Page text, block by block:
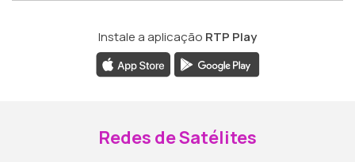
Instale a aplicação RTP Play
Redes de Satélites